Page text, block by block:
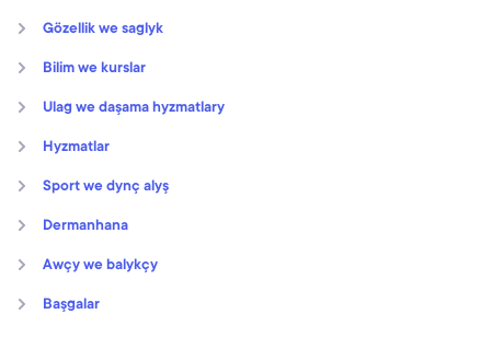
Gözellik we saglyk
Bilim we kurslar
Ulag we daşama hyzmatlary
Hyzmatlar
Sport we dynç alyş
Dermanhana
Awçy we balykçy
Başgalar